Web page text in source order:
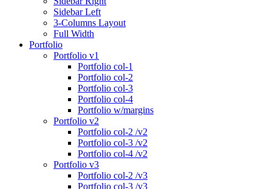
Sidebar Left
3-Columns Layout
Full Width
Portfolio
Portfolio v1
Portfolio col-1
Portfolio col-2
Portfolio col-3
Portfolio col-4
Portfolio w/margins
Portfolio v2
Portfolio col-2 /v2
Portfolio col-3 /v2
Portfolio col-4 /v2
Portfolio v3
Portfolio col-2 /v3
Portfolio col-3 /v3